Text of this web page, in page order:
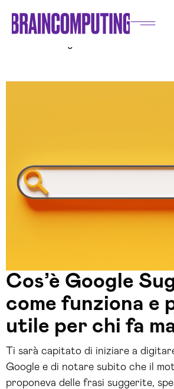
Home/ Blog/Marketing/
Cos’è Google Suggest, come funziona
Cos’è Google
come funziona e
utile per chi fa
Ti sarà capitato di iniziare a
Google e di notare subito che il
proponeva delle frasi suggerite,